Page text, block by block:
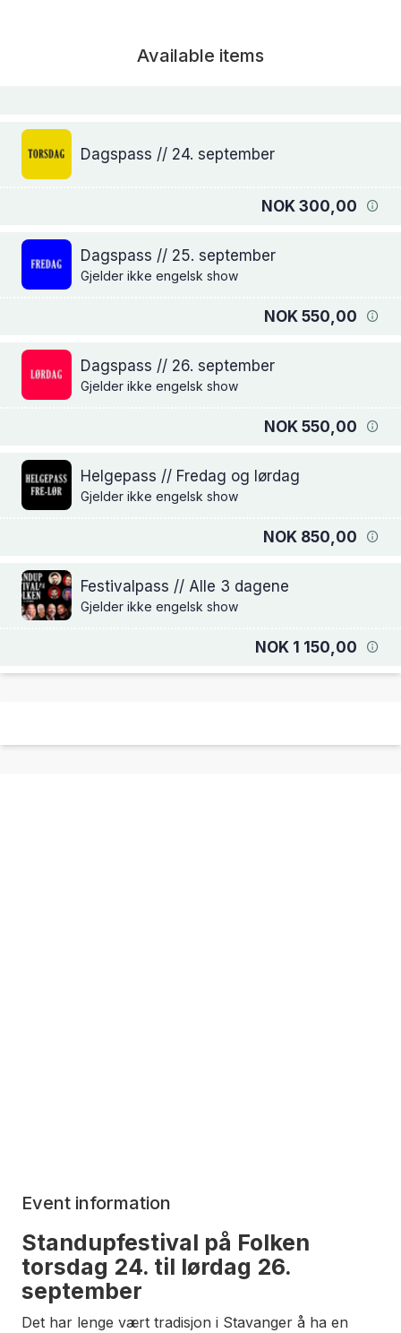
Available items
Dagspass // 24. september
NOK 300,00
Dagspass // 25. september
Gjelder ikke engelsk show
NOK 550,00
Dagspass // 26. september
Gjelder ikke engelsk show
NOK 550,00
Helgepass // Fredag og lørdag
Gjelder ikke engelsk show
NOK 850,00
Festivalpass // Alle 3 dagene
Gjelder ikke engelsk show
NOK 1 150,00
Event information
Standupfestival på Folken
torsdag 24. til lørdag 26.
september
Det har lenge vært tradisjon i Stavanger å ha en